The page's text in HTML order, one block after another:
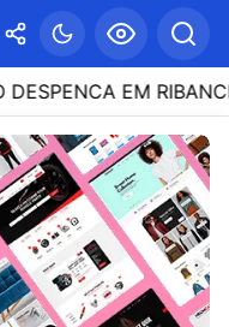
EM RIBANCEIRA